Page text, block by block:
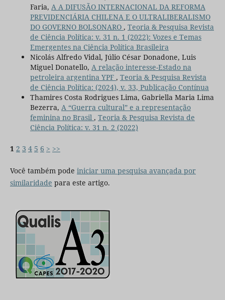
Faria, A A DIFUSÃO INTERNACIONAL DA REFORMA
PREVIDENCIÁRIA CHILENA E O ULTRALIBERALISMO
DO GOVERNO BOLSONARO , Teoria & Pesquisa Revista
de Ciência Política: v. 31 n. 1 (2022): Vozes e Temas
Emergentes na Ciência Política Brasileira
Nicolás Alfredo Vidal, Júlio César Donadone, Luis
Miguel Donatello, A relação interesse-Estado na
petroleira argentina YPF , Teoria & Pesquisa Revista
de Ciência Política: (2024), v. 33, Publicação Contínua
Thamires Costa Rodrigues Lima, Gabriella Maria Lima
Bezerra, A “Guerra cultural” e a representação
feminina no Brasil , Teoria & Pesquisa Revista de
Ciência Política: v. 31 n. 2 (2022)
1 2 3 4 5 6 > >>
Você também pode iniciar uma pesquisa avançada por
similaridade para este artigo.